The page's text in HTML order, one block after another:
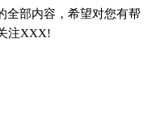
全部内容，希望对您有帮
注XXX!